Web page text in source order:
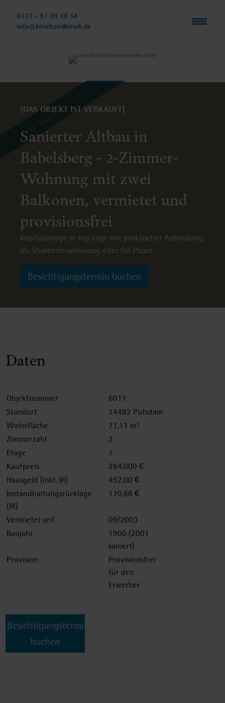
0331 - 97 99 18 54
info@kirschundkirsch.de
verkauft
[DAS OBJEKT IST VERKAUFT]
Sanierter Altbau in
Babelsberg - 2-Zimmer-
Wohnung mit zwei
Balkonen, vermietet und
provisionsfrei
Kapitalanlage in top Lage mit praktischer Anbindung,
als Studentenwohnung oder für Paare
Besichtigungstermin buchen
Daten
Objektnummer
6011
Standort
14482 Potsdam
Wohnfläche
71,11 m²
Zimmerzahl
2
Etage
1
Kaufpreis
284.000 €
Hausgeld (inkl. IR)
452,00 €
Instandhaltungsrücklage
(IR)
170,68 €
Vermietet seit
09/2003
Baujahr
1900 (2001
saniert)
Provision
Provisionsfrei
für den
Erwerber
Besichtigungstermin
buchen